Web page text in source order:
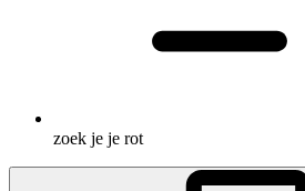
zoek je je rot